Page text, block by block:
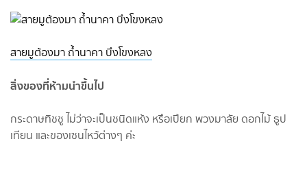
สายมูต้องมา ถ้ำนาคา บึงโขงหลง
สิ่งของที่ห้ามนำขึ้นไป
กระดาษทิชชู ไม่ว่าจะเป็นชนิดแห้ง หรือเปียก พวงมาลัย ดอกไม้ ธูป
เทียน และของเซนไหว้ต่างๆ ค่ะ